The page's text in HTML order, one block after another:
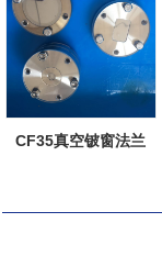
CF35真空铍窗法兰